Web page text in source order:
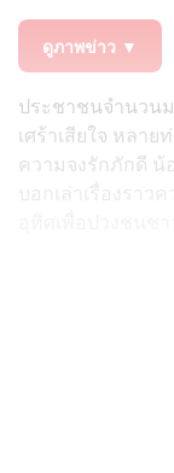
ดูภาพข่าว ▼
ประชาชนจำนวน
เศร้าเสียใจ หลา
ความจงรักภักดี
บอกเล่าเรื่องรา
ปรากฏภาพควา
ที่นำยาดมมาเดิน